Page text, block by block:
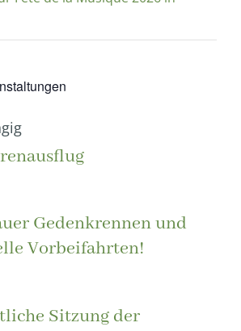
Gedenkrennen und
Vorbeifahrten!
Sitzung der